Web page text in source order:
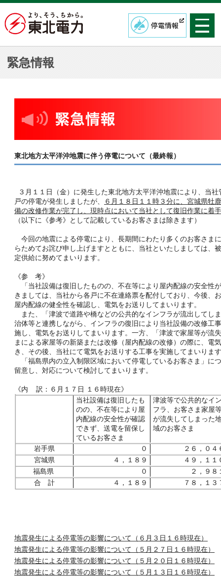
停電情報
緊急情報
東北地方太平洋沖地震に伴う停電について（最終報）
３月１１日（金）に発生した東北地方太平洋沖地震により、当
戸の停電が発生しましたが、
６月１８日１１時３分に、宮城県牡
備の改修作業が完了し、現時点において当社として復旧作業に着
（以下に《参考》として記載しているお客さまは除きます）
今回の地震による停電により、長期間にわたり多くのお客さま
らためてお詫び申し上げますとともに、当社といたしましては、
定供給に努めてまいります。
《参 考》
「当社設備は復旧したものの、不在等により屋内配線の安全性
きましては、当社から各戸に不在連絡票を配付しており、今後、
屋内配線の健全性を確認し、電気をお送りしてまいります。
また、「津波で道路や橋などの公共的なインフラが流出してし
治体等と連携しながら、インフラの復旧により当社設備の改修工
施し、電気をお送りしてまいります。一方、「津波で家屋等が流
まによる家屋等の新築または改修（屋内配線の改修）の際に、電
き、その後、当社にて電気をお送りする工事を実施してまいりま
「福島県内の立入制限区域において停電しているお客さま」に
留意し、対応について検討してまいります。
《内 訳：６月１７日 １６時現在》
当社設備は復旧したも
のの、不在等により屋
内配線の安全性が確認
できず、送電を留保し
ているお客さま
津波等で公共的なイ
フラ、お客さま家屋
が流失してしまった
域のお客さま
岩手県 ０
２６，０４
宮城県
４，１８９
４９，１１
福島県
０
２，９８
合 計
４，１８９ ７８，１３
地震発生による停電等の影響について（６月３日１６時現在）
地震発生による停電等の影響について（５月２７日１６時現在）
地震発生による停電等の影響について（５月２０日１６時現在）
地震発生による停電等の影響について（５月１３日１６時現在）